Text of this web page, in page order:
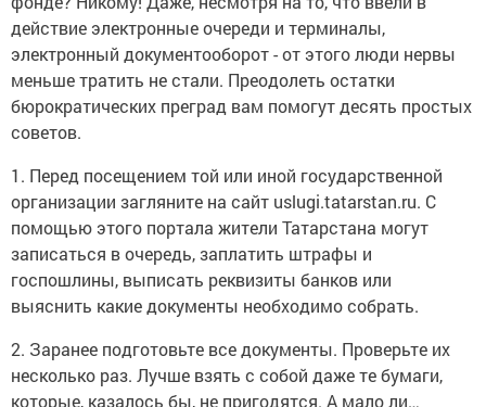
действие электронные очереди и терминалы,
электронный документооборот - от этого люди нервы
меньше тратить не стали. Преодолеть остатки
бюрократических преград вам помогут десять простых
советов.
1. Перед посещением той или иной государственной
организации загляните на сайт uslugi.tatarstan.ru. С
помощью этого портала жители Татарстана могут
записаться в очередь, заплатить штрафы и
госпошлины, выписать реквизиты банков или
выяснить какие документы необходимо собрать.
2. Заранее подготовьте все документы. Проверьте их
несколько раз. Лучше взять с собой даже те бумаги,
которые, казалось бы, не пригодятся. А мало ли…